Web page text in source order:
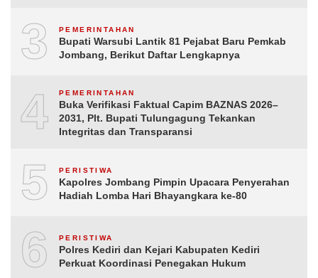
3 PEMERINTAHAN
Bupati Warsubi Lantik 81 Pejabat Baru Pemkab
Jombang, Berikut Daftar Lengkapnya
4 PEMERINTAHAN
Buka Verifikasi Faktual Capim BAZNAS 2026–
2031, Plt. Bupati Tulungagung Tekankan
Integritas dan Transparansi
5 PERISTIWA
Kapolres Jombang Pimpin Upacara Penyerahan
Hadiah Lomba Hari Bhayangkara ke-80
6 PERISTIWA
Polres Kediri dan Kejari Kabupaten Kediri
Perkuat Koordinasi Penegakan Hukum